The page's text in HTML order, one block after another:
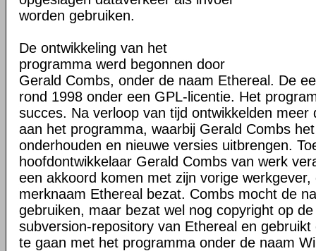
worden gebruiken.
De ontwikkeling van het
programma werd begonnen door
Gerald Combs, onder de naam Ethereal. De
rond 1998 onder een GPL-licentie. Het
succes. Na verloop van tijd ontwikkelden meer
aan het programma, waarbij Gerald Combs
onderhouden en nieuwe versies uitbrengen.
hoofdontwikkelaar Gerald Combs van werk
een akkoord komen met zijn vorige
merknaam Ethereal bezat. Combs mocht de
gebruiken, maar bezat wel nog copyright op
subversion-repository van Ethereal en
te gaan met het programma onder de naam